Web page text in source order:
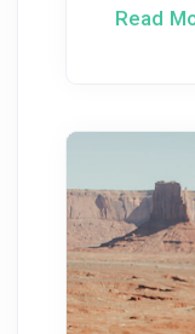
Read